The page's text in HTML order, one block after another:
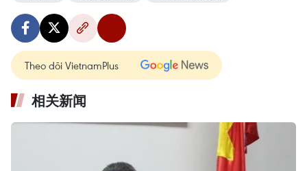
Theo dõi VietnamPlus
相关新闻